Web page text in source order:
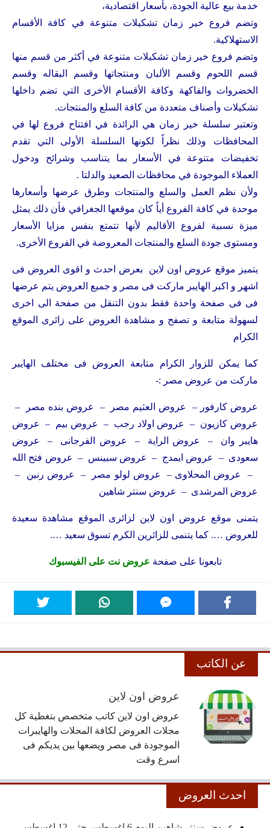
خدمة بيع عالية الجودة، بأسعار اقتصادية،
وتضم فروع خير زمان تشكيلات متنوعة في كافة الأقسام
الاستهلاكية.
وتضم فروع خير زمان تشكيلات متنوعة في أكثر من قسم منها
قسم اللحوم وقسم الألبان ومنتجاتها وقسم البقاله وقسم
الخضروات والفاكهة وكافة الأقسام الأخرى التي تضم داخلها
تشكيلات وأصناف متعددة من كافة السلع والمنتجات.
وتعتبر سلسلة خير زمان هي الرائدة في افتتاح فروع لها في
المحافظات وذلك نظراً لكونها السلسلة الأولى التي تقدم
تخفيضات متنوعة في الأسعار بما يتناسب وشرائح ودخول
العملاء الموجودة في محافظات الصعيد والدلتا .
ولأن نظم العمل والسلع والمنتجات وطرق عرضها وأسعارها
موحدة في كافة الفروع أياً كان موقعها الجغرافي فأن ذلك يمثل
ميزة نسبية لفروع الأقاليم لأنها تتمتع بنفس مزايا الأسعار
ومستوى جودة السلع والمنتجات المعروضة في الفروع الأخرى.
يتميز موقع عروض اون لاين بعرض احدث و اقوى العروض فى
اشهر و اكبر الهايبر ماركت فى مصر و جميع العروض يتم عرضها
فى فى صفحة واحدة فقط بدون التنقل من صفحة الى اخرى
لسهولة متابعة و تصفح و مشاهدة العروض على زائرى الموقع
الكرام
كما يمكن للزوار الكرام متابعة العروض فى مختلف الهايبر
ماركت من عروض مصر :-
عروض كارفور – عروض العثيم مصر – عروض بنده مصر –
عروض كازيون – عروض اولاد رجب – عروض بيم – عروض
هايبر وان – عروض الراية – عروض الفرجانى – عروض
سعودى – عروض ايمدج – عروض سبينس – عروض فتح الله
– عروض المحلاوى – عروض لولو مصر – عروض رنين –
عروض المرشدى – عروض سنتر شاهين
يتمنى موقع عروض اون لاين لزائرى الموقع مشاهدة سعيدة
للعروض …. كما يتنمى للزائرين الكرم تسوق سعيد ….
تابعونا على صفحة عروض نت على الفيسبوك
عن الكاتب
عروض اون لاين
عروض اون لاين كاتب متخصص بتغطية كل
مجلات العروض لكافة المحلات والهايبرات
الموجودة فى مصر ويضعها بين يديكم فى
اسرع وقت
احدث العروض